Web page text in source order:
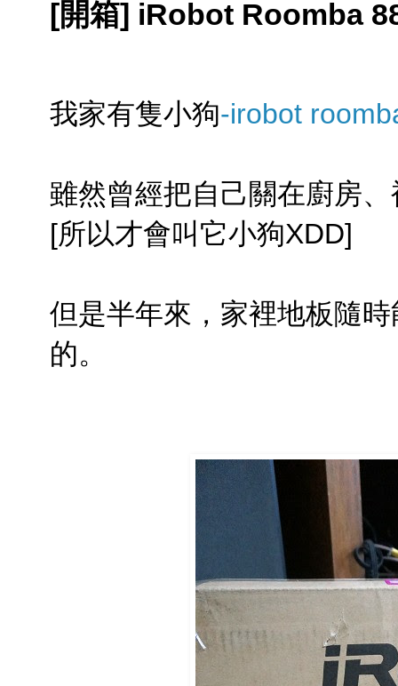
[開箱] iRobot Roomba
我家有隻小狗-irobot
雖然曾經把自己關在廚房
[所以才會叫它小狗XDD]
但是半年來，家裡地板隨
的。